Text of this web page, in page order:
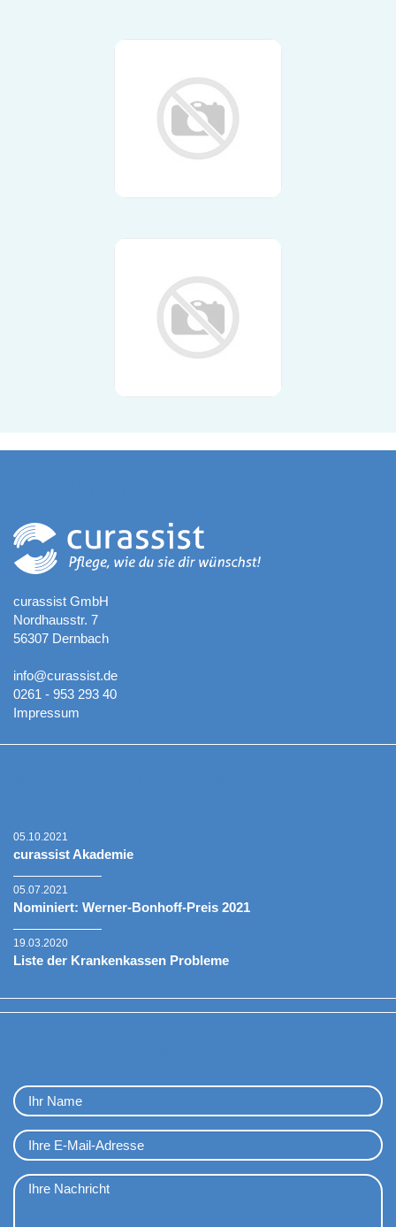
curassist GmbH
Nordhausstr. 7
56307 Dernbach
info@curassist.de
0261 - 953 293 40
Impressum
05.10.2021
curassist Akademie
05.07.2021
Nominiert: Werner-Bonhoff-Preis 2021
19.03.2020
Liste der Krankenkassen Probleme